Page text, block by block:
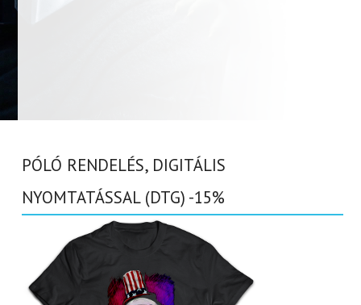
PÓLÓ RENDELÉS, DIGITÁLIS
NYOMTATÁSSAL (DTG) -15%